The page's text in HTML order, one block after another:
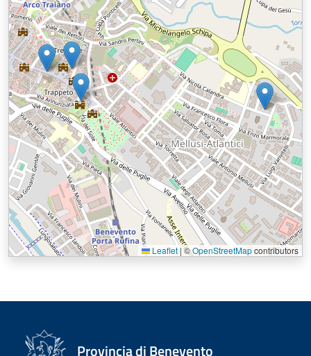
Leaflet |©OpenStreetMapcontributors
Provincia di Benevento